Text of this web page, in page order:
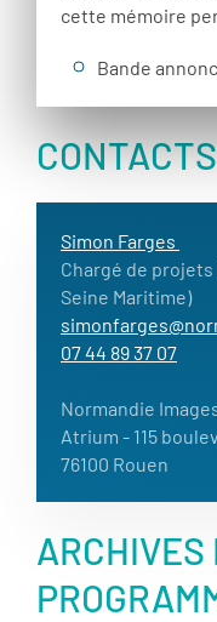
cette mémoire
Bande
CONTACTS
Simon Farges
Chargé de
Seine Maritime)
07 44 89 37 07
Normandie
Atrium - 115
76100 Rouen
ARCHIVES